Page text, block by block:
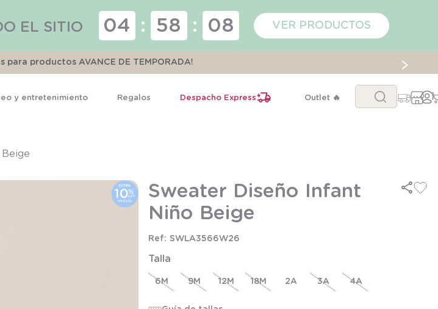
EL SITIO 04 : 58 : 08 VER PRODUCTOS
para productos AVANCE DE TEMPORADA!
y entretenimiento Regalos Despacho Express Outlet 🔥
Buscar...
Sweater Diseño Infant
Niño Beige
SWLA3566W26
Talla
6M 9M 12M 18M 2A 3A 4A
.
pijama